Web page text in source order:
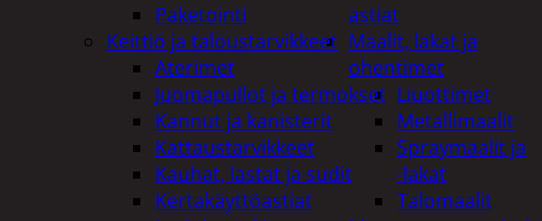
astiat
Maalit, lakat ja
ohentimet
Liuottimet
Metallimaalit
Spraymaalit ja
-lakat
Talomaalit
Paketointi
Keittiö ja taloustarvikkeet
Aterimet
Juomapullot ja termokset
Kannut ja kanisterit
Kattaustarvikkeet
Kauhat, lastat ja sudit
Kertakäyttöastiat